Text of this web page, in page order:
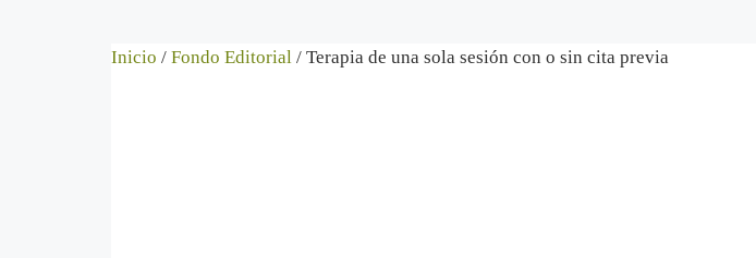
Inicio / Fondo Editorial / Terapia de una sola sesión con o sin cita previa